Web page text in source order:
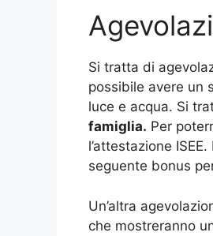
Si tratta di
possibile avere un
luce e acqua. Si
famiglia. Per
l’attestazione
seguente bonus
Un’altra
che mostreranno